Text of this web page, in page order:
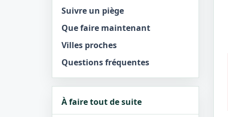
Suivre un piège
Que faire maintenant
Villes proches
Questions fréquentes
À faire tout de suite